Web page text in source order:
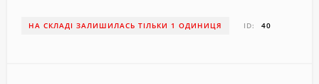
НА СКЛАДІ ЗАЛИШИЛАСЬ ТІЛЬКИ 1 ОДИНИЦЯ ID: 40